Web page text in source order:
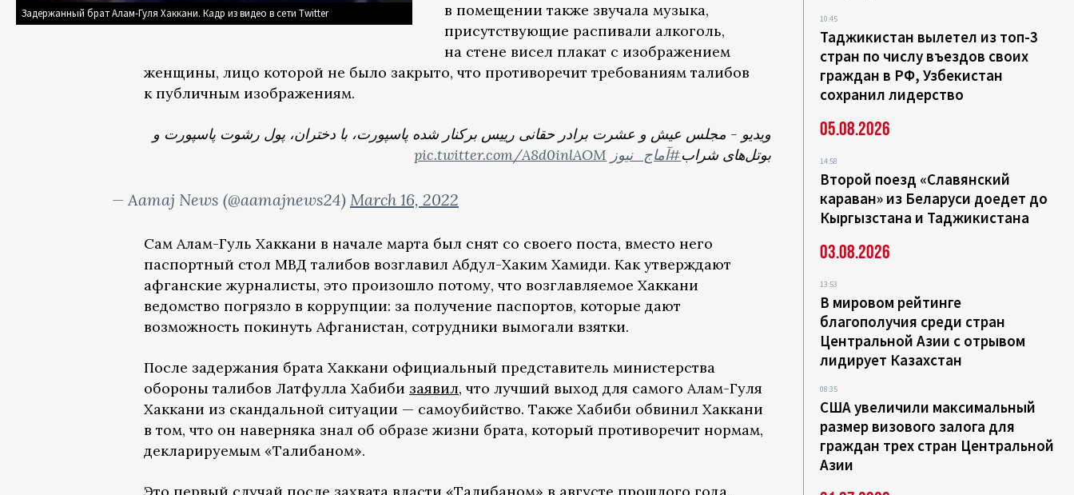
Задержанный брат Алам-Гуля Хаккани. Кадр из видео в сети Twitter
в помещении также звучала музыка,
присутствующие распивали алкоголь,
на стене висел плакат с изображением
женщины, лицо которой не было закрыто, что противоречит требованиям талибов
к публичным изображениям.
ویدیو - مجلس عیش و عشرت برادر حقانی رییس برکنار شده پاسپورت، با دختران، پول رشوت پاسپورت و
بوتل‌های شراب#آماج_نیوز pic.twitter.com/A8d0inlAOM
— Aamaj News (@aamajnews24) March 16, 2022
Сам Алам-Гуль Хаккани в начале марта был снят со своего поста, вместо него
паспортный стол МВД талибов возглавил Абдул-Хаким Хамиди. Как утверждают
афганские журналисты, это произошло потому, что возглавляемое Хаккани
ведомство погрязло в коррупции: за получение паспортов, которые дают
возможность покинуть Афганистан, сотрудники вымогали взятки.
После задержания брата Хаккани официальный представитель министерства
обороны талибов Латфулла Хабиби заявил, что лучший выход для самого Алам-Гуля
Хаккани из скандальной ситуации — самоубийство. Также Хабиби обвинил Хаккани
в том, что он наверняка знал об образе жизни брата, который противоречит нормам,
декларируемым «Талибаном».
10:45
Таджикистан вылетел из топ-3
стран по числу въездов своих
граждан в РФ, Узбекистан
сохранил лидерство
05.08.2026
14:58
Второй поезд «Славянский
караван» из Беларуси доедет до
Кыргызстана и Таджикистана
03.08.2026
13:53
В мировом рейтинге
благополучия среди стран
Центральной Азии с отрывом
лидирует Казахстан
08:35
США увеличили максимальный
размер визового залога для
граждан трех стран Центральной
Азии